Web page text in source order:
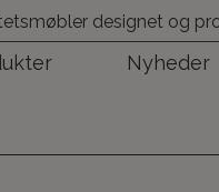
designet og
Nyheder